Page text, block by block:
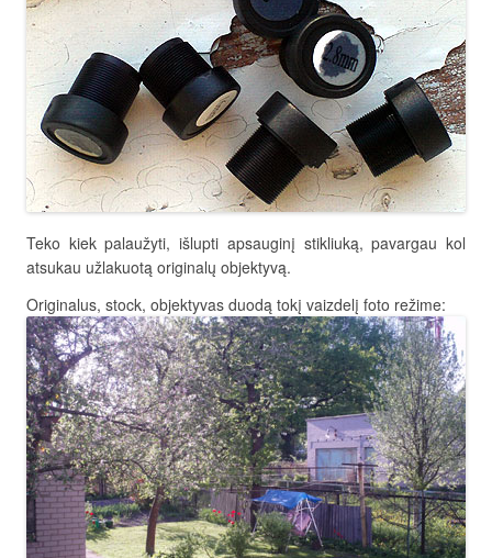
Teko kiek palaužyti, išlupti apsauginį stikliuką, pavargau kol
atsukau užlakuotą originalų objektyvą.
Originalus, stock, objektyvas duodą tokį vaizdelį foto režime: